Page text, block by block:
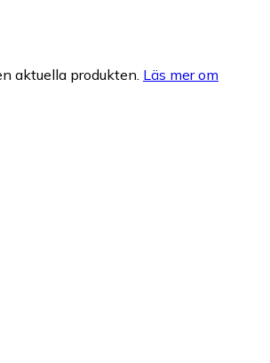
aktuella produkten. Läs mer om